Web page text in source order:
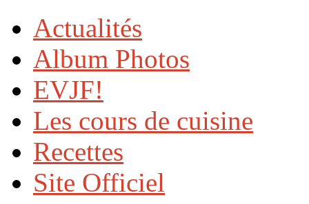
Actualités
Album Photos
EVJF!
Les cours de cuisine
Recettes
Site Officiel